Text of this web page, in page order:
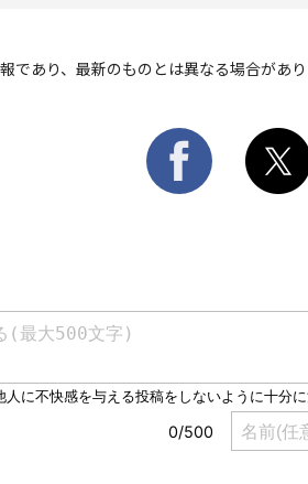
であり、最新のものとは異なる場合があり